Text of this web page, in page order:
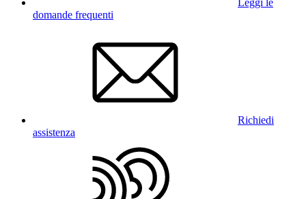
domande frequenti
Richiedi
assistenza